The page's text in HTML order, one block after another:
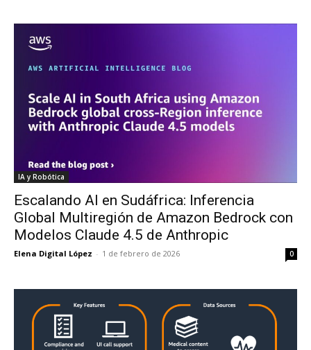
IA y Robótica
Escalando AI en Sudáfrica: Inferencia
Global Multiregión de Amazon Bedrock con
Modelos Claude 4.5 de Anthropic
Elena Digital López - 1 de febrero de 2026 0